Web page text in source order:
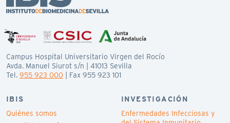
Campus Hospital Universitario Virgen del Rocío
Avda. Manuel Siurot s/n | 41013 Sevilla
Tel. 955 923 000 | Fax 955 923 101
IBIS
Quiénes somos
INVESTIGACIÓN
Enfermedades Infecciosas y